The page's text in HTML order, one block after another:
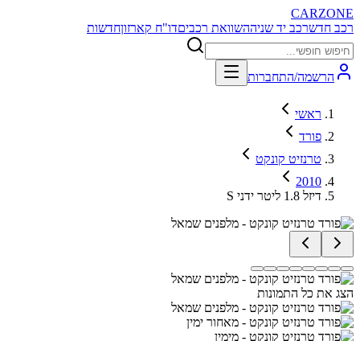
CARZONE
רכב חדשרכב יד שניההשוואת רכביםדו"ח קארזוןחדשות
הרשמה/התחברות
ראשי
פורד
טרנזיט קונקט
2010
S דיזל 1.8 ליטר ידני
הצג את כל התמונות